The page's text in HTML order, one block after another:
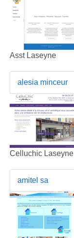
Asst Laseyne
alesia minceur
Celluchic Laseyne
amitel sa